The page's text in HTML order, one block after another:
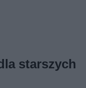
starszych